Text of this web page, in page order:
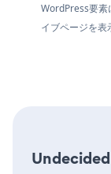
WordPress要素
イブページを表